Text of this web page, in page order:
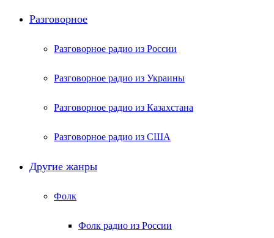
Разговорное
Разговорное радио из России
Разговорное радио из Украины
Разговорное радио из Казахстана
Разговорное радио из США
Другие жанры
Фолк
Фолк радио из России